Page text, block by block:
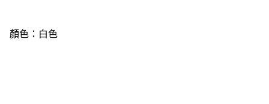
顏色：白色